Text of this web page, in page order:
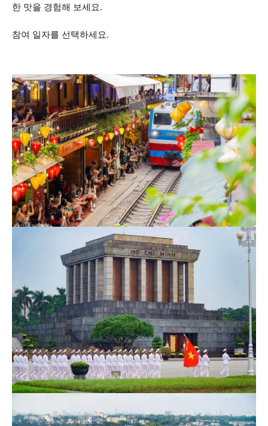
한 맛을 경험해 보세요.
참여 일자를 선택하세요.